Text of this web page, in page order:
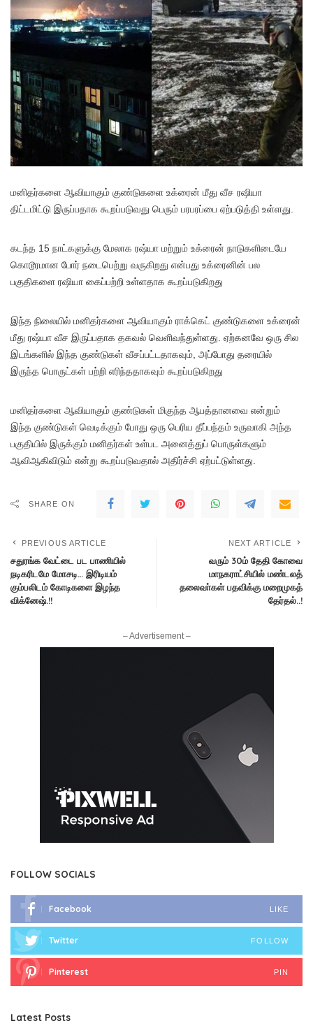
மனிதர்களை ஆவியாகும் குண்டுகளை உக்ரைன் மீது வீச ரஷியா
திட்டமிட்டு இருப்பதாக கூறப்படுவது பெரும் பரபரப்பை ஏற்படுத்தி உள்ளது.
கடந்த 15 நாட்களுக்கு மேலாக ரஷ்யா மற்றும் உக்ரைன் நாடுகளிடையே
கொடூரமான போர் நடைபெற்று வருகிறது என்பது உக்ரைனின் பல
பகுதிகளை ரஷியா கைப்பற்றி உள்ளதாக கூறப்படுகிறது
இந்த நிலையில் மனிதர்களை ஆவியாகும் ராக்கெட் குண்டுகளை உக்ரைன்
மீது ரஷ்யா வீச இருப்பதாக தகவல் வெளிவந்துள்ளது. ஏற்கனவே ஒரு சில
இடங்களில் இந்த குண்டுகள் வீசப்பட்டதாகவும், அப்போது தரையில்
இருந்த பொருட்கள் பற்றி எரிந்ததாகவும் கூறப்படுகிறது
மனிதர்களை ஆவியாகும் குண்டுகள் மிகுந்த ஆபத்தானவை என்றும்
இந்த குண்டுகள் வெடிக்கும் போது ஒரு பெரிய தீப்பந்தம் உருவாகி அந்த
பகுதியில் இருக்கும் மனிதர்கள் உள்பட அனைத்துப் பொருள்களும்
ஆவிஆகிவிடும் என்று கூறப்படுவதால் அதிர்ச்சி ஏற்பட்டுள்ளது.
SHARE ON
PREVIOUS ARTICLE
சதுரங்க வேட்டை பட பாணியில்
நடிகரிடமே மோசடி… இரிடியம்
கும்பலிடம் கோடிகளை இழந்த
விக்னேஷ்.!!
NEXT ARTICLE
வரும் 30ம் தேதி கோவை
மாநகராட்சியில் மண்டலத்
தலைவா்கள் பதவிக்கு மறைமுகத்
தேர்தல்..!
– Advertisement –
FOLLOW SOCIALS
Facebook LIKE
Twitter FOLLOW
Pinterest PIN
Latest Posts